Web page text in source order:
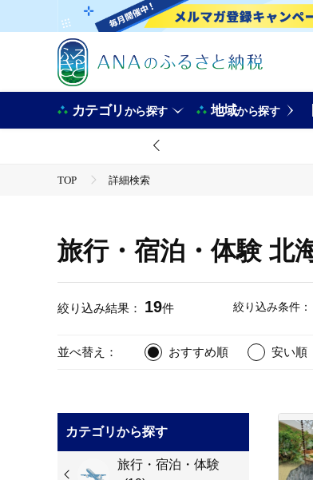
カテゴリから探す 地域から探す
TOP 詳細検索
旅行・宿泊・体験 北
絞り込み結果： 19件 絞り込み条件：
並べ替え： おすすめ順 安い順
カテゴリから探す
旅行・宿泊・体験